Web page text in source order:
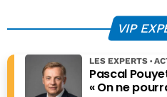
scénarios
envisageables ?
VIP
Pascal
« On ne
LES EXPERTS